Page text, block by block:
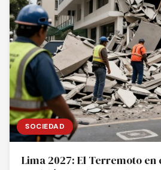
SOCIEDAD
Lima 2027: El Terremoto en